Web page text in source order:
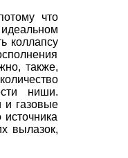
что
коллапсу
также,
ниши.
и газовые
вылазок,